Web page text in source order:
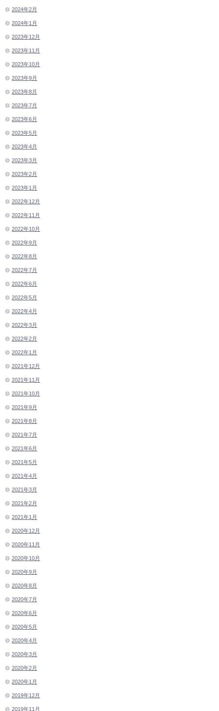
2024年2月
2024年1月
2023年12月
2023年11月
2023年10月
2023年9月
2023年8月
2023年7月
2023年6月
2023年5月
2023年4月
2023年3月
2023年2月
2023年1月
2022年12月
2022年11月
2022年10月
2022年9月
2022年8月
2022年7月
2022年6月
2022年5月
2022年4月
2022年3月
2022年2月
2022年1月
2021年12月
2021年11月
2021年10月
2021年9月
2021年8月
2021年7月
2021年6月
2021年5月
2021年4月
2021年3月
2021年2月
2021年1月
2020年12月
2020年11月
2020年10月
2020年9月
2020年8月
2020年7月
2020年6月
2020年5月
2020年4月
2020年3月
2020年2月
2020年1月
2019年12月
2019年11月